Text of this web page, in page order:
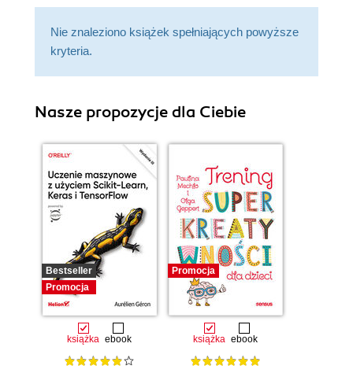
Nie znaleziono książek spełniających powyższe
kryteria.
Nasze propozycje dla Ciebie
Bestseller
Promocja
książka ebook
Promocja
książka ebook